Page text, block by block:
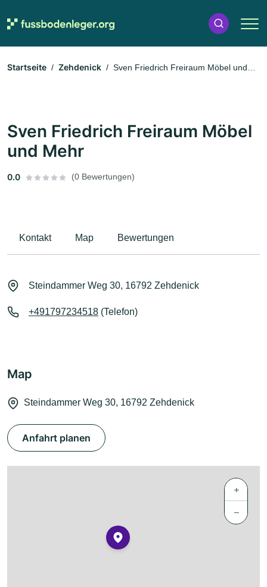
Startseite Zehdenick
Sven Friedrich Freiraum Möbel und
Sven Friedrich Freiraum Möbel
und Mehr
0.0 (0 Bewertungen)
Kontakt Map Bewertungen
Steindammer Weg 30, 16792 Zehdenick
+491797234518 (Telefon)
Map
Steindammer Weg 30, 16792 Zehdenick
Anfahrt planen
+
−